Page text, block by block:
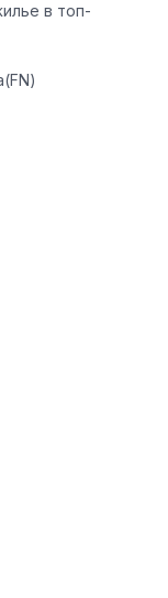
в топ-